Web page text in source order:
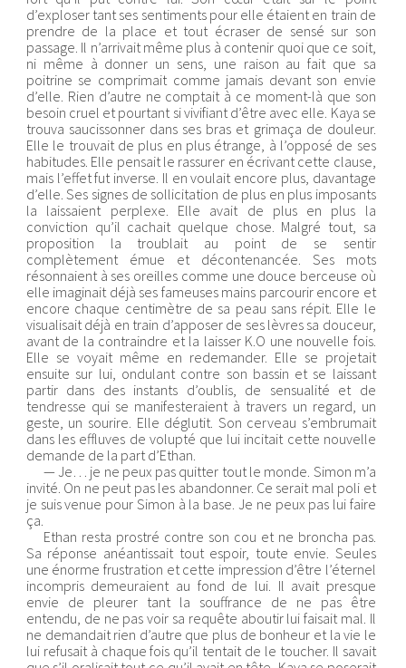
d’exploser tant ses sentiments pour elle étaient en train de
prendre de la place et tout écraser de sensé sur son
passage. Il n’arrivait même plus à contenir quoi que ce soit,
ni même à donner un sens, une raison au fait que sa
poitrine se comprimait comme jamais devant son envie
d’elle. Rien d’autre ne comptait à ce moment-là que son
besoin cruel et pourtant si vivifiant d’être avec elle. Kaya se
trouva saucissonner dans ses bras et grimaça de douleur.
Elle le trouvait de plus en plus étrange, à l’opposé de ses
habitudes. Elle pensait le rassurer en écrivant cette clause,
mais l’effet fut inverse. Il en voulait encore plus, davantage
d’elle. Ses signes de sollicitation de plus en plus imposants
la laissaient perplexe. Elle avait de plus en plus la
conviction qu’il cachait quelque chose. Malgré tout, sa
proposition la troublait au point de se sentir
complètement émue et décontenancée. Ses mots
résonnaient à ses oreilles comme une douce berceuse où
elle imaginait déjà ses fameuses mains parcourir encore et
encore chaque centimètre de sa peau sans répit. Elle le
visualisait déjà en train d’apposer de ses lèvres sa douceur,
avant de la contraindre et la laisser K.O une nouvelle fois.
Elle se voyait même en redemander. Elle se projetait
ensuite sur lui, ondulant contre son bassin et se laissant
partir dans des instants d’oublis, de sensualité et de
tendresse qui se manifesteraient à travers un regard, un
geste, un sourire. Elle déglutit. Son cerveau s’embrumait
dans les effluves de volupté que lui incitait cette nouvelle
demande de la part d’Ethan.
— Je… je ne peux pas quitter tout le monde. Simon m’a
invité. On ne peut pas les abandonner. Ce serait mal poli et
je suis venue pour Simon à la base. Je ne peux pas lui faire
ça.
Ethan resta prostré contre son cou et ne broncha pas.
Sa réponse anéantissait tout espoir, toute envie. Seules
une énorme frustration et cette impression d’être l’éternel
incompris demeuraient au fond de lui. Il avait presque
envie de pleurer tant la souffrance de ne pas être
entendu, de ne pas voir sa requête aboutir lui faisait mal. Il
ne demandait rien d’autre que plus de bonheur et la vie le
lui refusait à chaque fois qu’il tentait de le toucher. Il savait